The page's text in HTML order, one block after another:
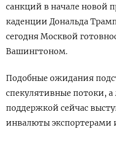
санкций в начале новой
каденции Дональда
сегодня Москвой
Вашингтоном.
Подобные ожидания
спекулятивные потоки, а
поддержкой сейчас
инвалюты экспортерами